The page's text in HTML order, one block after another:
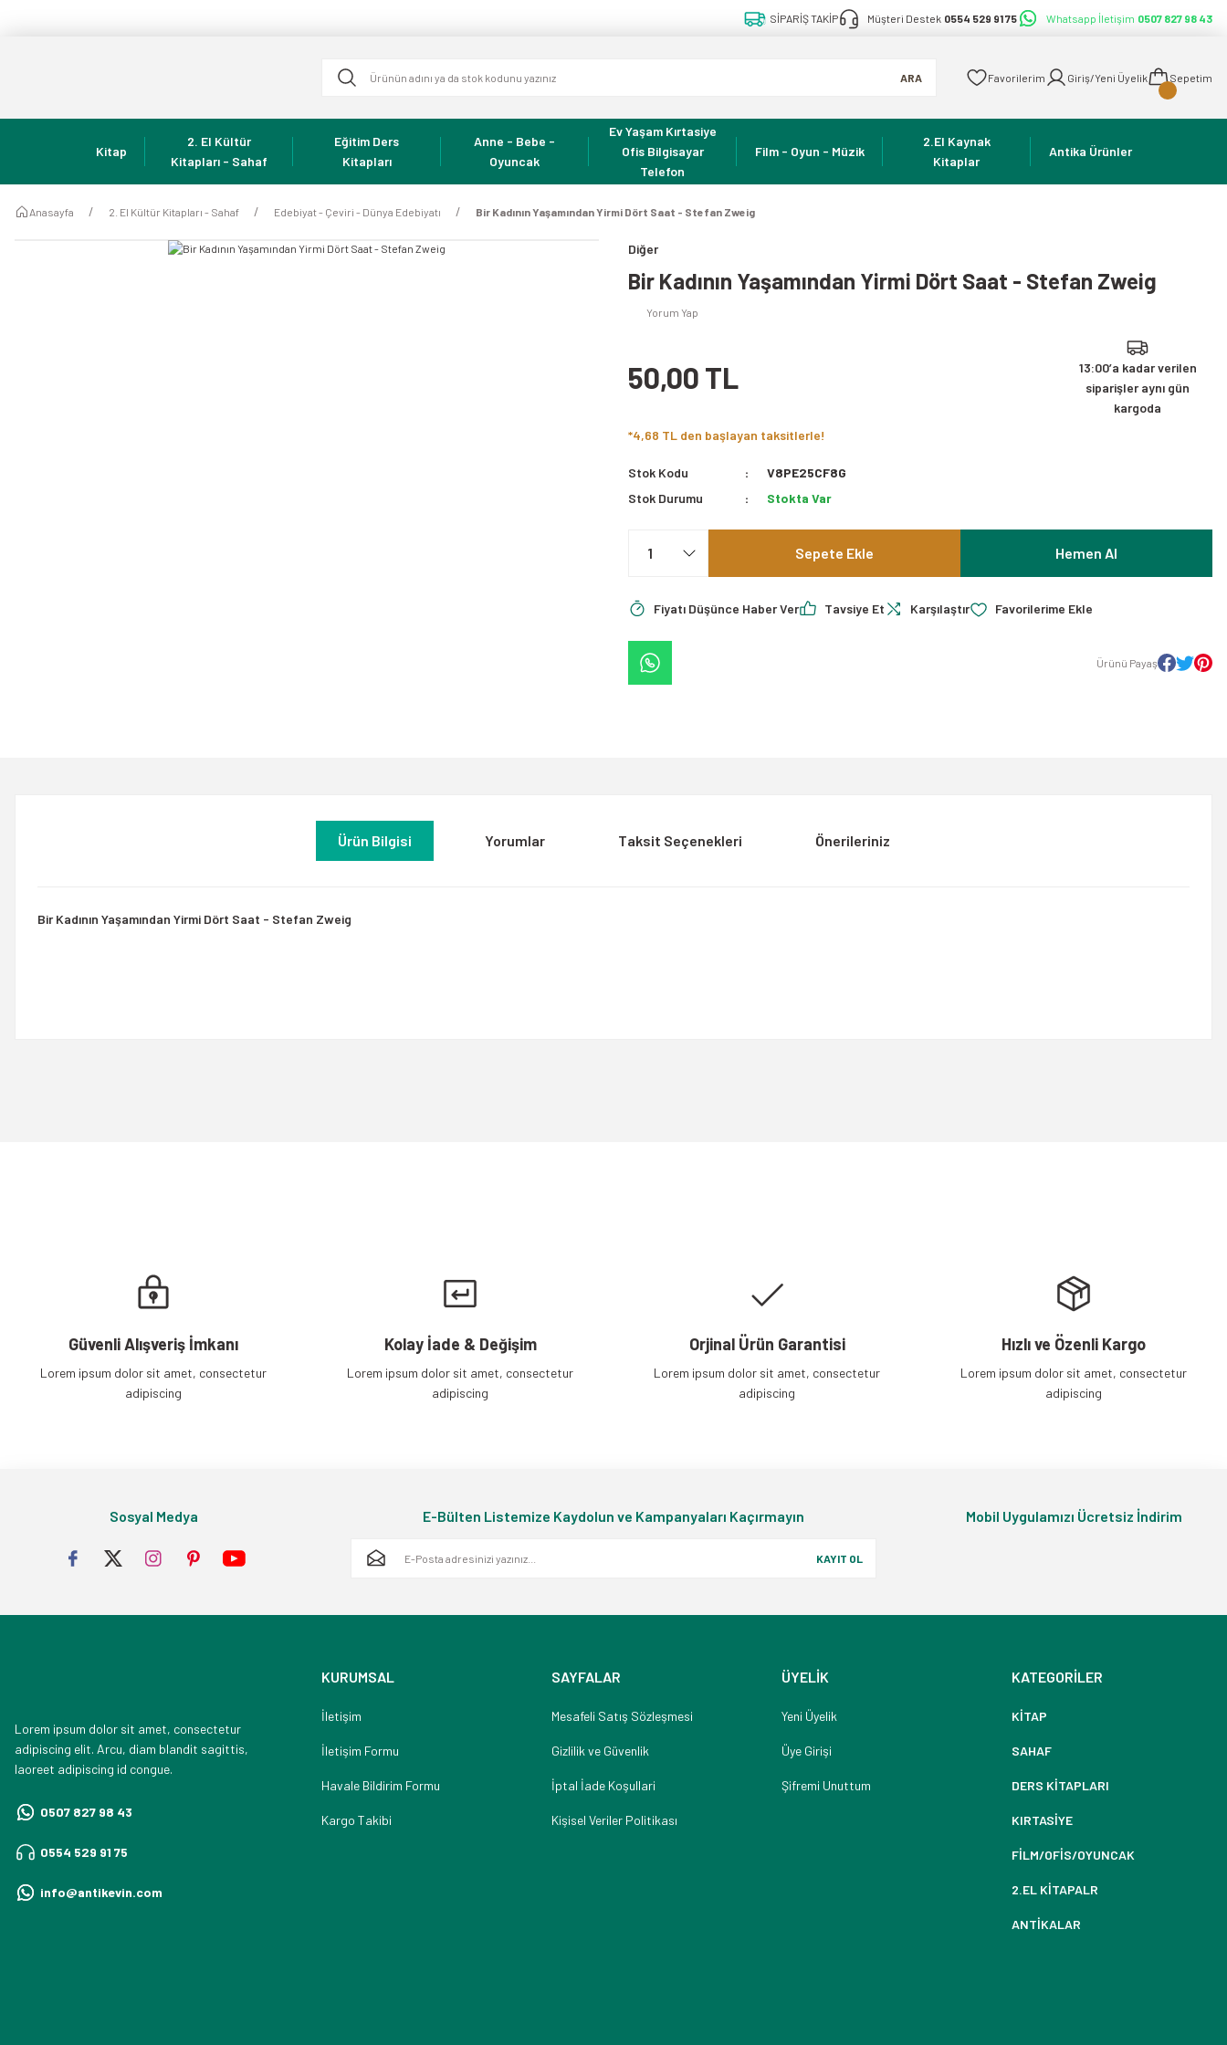
SİPARİŞ TAKİP Müşteri Destek 0554 529 91 75 Whatsapp İletişim 0507 827 98 43
ARA Favorilerim Giriş/Yeni Üyelik Sepetim
Kitap
2. El Kültür
Kitapları - Sahaf
Eğitim Ders
Kitapları
Anne - Bebe -
Oyuncak
Ev Yaşam Kırtasiye
Ofis Bilgisayar
Telefon
Film - Oyun - Müzik
2.El Kaynak
Kitaplar
Antika Ürünler
Anasayfa 2. El Kültür Kitapları - Sahaf Edebiyat - Çeviri - Dünya Edebiyatı Bir Kadının Yaşamından Yirmi Dört Saat - Stefan Zweig
Diğer
Bir Kadının Yaşamından Yirmi Dört Saat - Stefan Zweig
Yorum Yap
50,00 TL
13:00’a kadar verilen
siparişler aynı gün
kargoda
*4,68 TL den başlayan taksitlerle!
Stok Kodu
V8PE25CF8G
Stok Durumu
Stokta Var
Sepete Ekle Hemen Al
Fiyatı Düşünce Haber Ver Tavsiye Et Karşılaştır
Ürünü Payaş
Ürün Bilgisi Yorumlar Taksit Seçenekleri Önerileriniz
Bir Kadının Yaşamından Yirmi Dört Saat - Stefan Zweig
Güvenli Alışveriş İmkanı
Lorem ipsum dolor sit amet, consectetur
adipiscing
Kolay İade & Değişim
Lorem ipsum dolor sit amet, consectetur
adipiscing
Orjinal Ürün Garantisi
Lorem ipsum dolor sit amet, consectetur
adipiscing
Hızlı ve Özenli Kargo
Lorem ipsum dolor sit amet, consectetur
adipiscing
Sosyal Medya E-Bülten Listemize Kaydolun ve Kampanyaları Kaçırmayın
KAYIT OL
Mobil Uygulamızı Ücretsiz İndirim
Lorem ipsum dolor sit amet, consectetur
adipiscing elit. Arcu, diam blandit sagittis,
laoreet adipiscing id congue.
0507 827 98 43
0554 529 91 75
info@antikevin.com
KURUMSAL
İletişim
İletişim Formu
Havale Bildirim Formu
Kargo Takibi
SAYFALAR
Mesafeli Satış Sözleşmesi
Gizlilik ve Güvenlik
İptal İade Koşullari
Kişisel Veriler Politikası
ÜYELİK
Yeni Üyelik
Üye Girişi
Şifremi Unuttum
KATEGORİLER
KİTAP
SAHAF
DERS KİTAPLARI
KIRTASİYE
FİLM/OFİS/OYUNCAK
2.EL KİTAPALR
ANTİKALAR